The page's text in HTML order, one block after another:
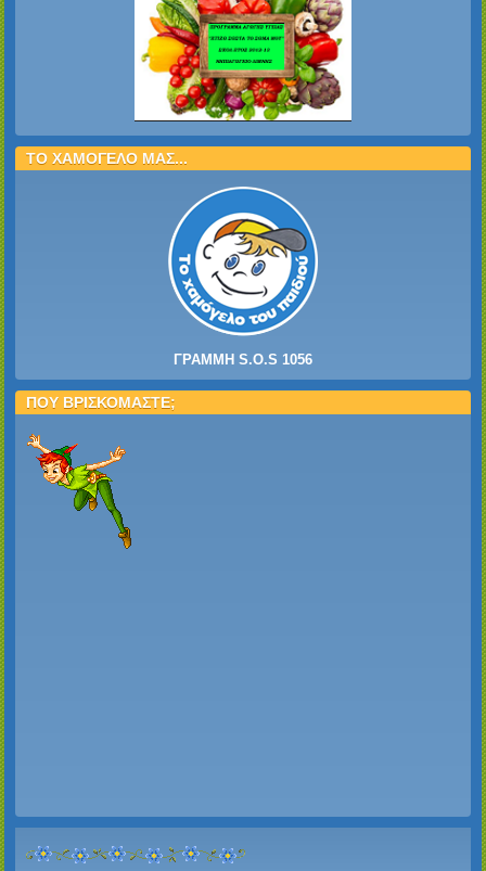
ΤΟ ΧΑΜΟΓΕΛΟ ΜΑΣ...
ΓΡΑΜΜΗ S.O.S 1056
ΠΟΥ ΒΡΙΣΚΟΜΑΣΤΕ;